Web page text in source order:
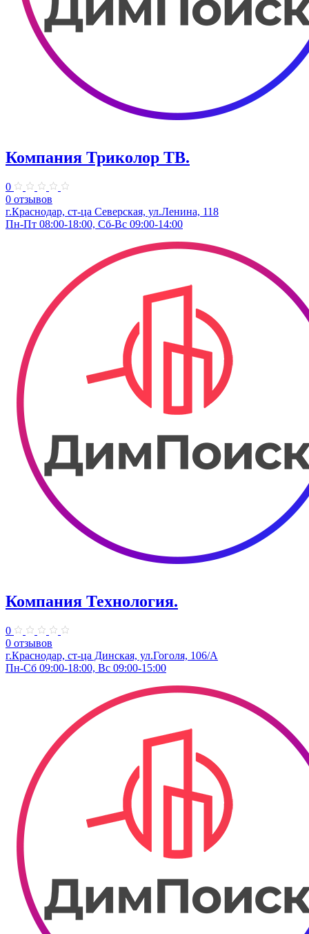
Компания Триколор ТВ.
0
0 отзывов
г.Краснодар, ст-ца Северская, ул.Ленина, 118
Пн-Пт 08:00-18:00, Сб-Вс 09:00-14:00
Компания Технология.
0
0 отзывов
г.Краснодар, ст-ца Динская, ул.Гоголя, 106/А
Пн-Сб 09:00-18:00, Вс 09:00-15:00